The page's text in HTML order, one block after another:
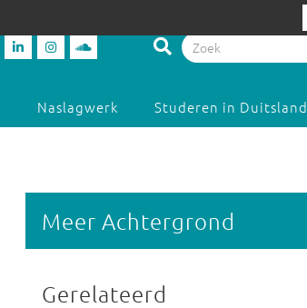
Naslagwerk Studeren in Duitsland
Meer Achtergrond
Gerelateerd